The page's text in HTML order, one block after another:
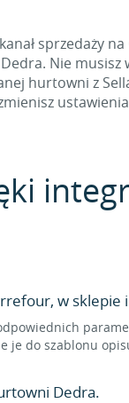
sprzedaży
Nie
hurtowni z
w sklepie
do szablonu
Dedra.